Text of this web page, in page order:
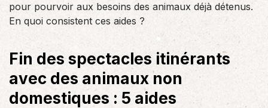
pour pourvoir aux besoins des animaux déjà détenus.
En quoi consistent ces aides ?
Fin des spectacles itinérants
avec des animaux non
domestiques : 5 aides